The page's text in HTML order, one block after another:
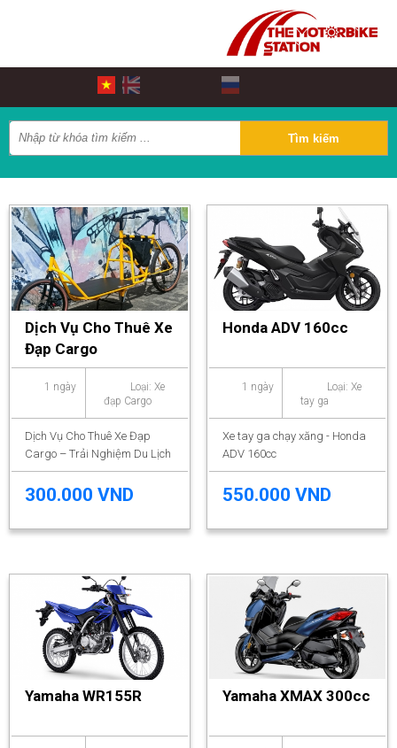
Dịch Vụ Cho Thuê Xe
Đạp Cargo
1 ngày
Loại: Xe
đạp Cargo
Dịch Vụ Cho Thuê Xe Đạp
Cargo – Trải Nghiệm Du Lịch
Chậm Cùng The Motorbike
Station
300.000 VND
Honda ADV 160cc
1 ngày
Loại: Xe
tay ga
Xe tay ga chạy xăng - Honda
ADV 160cc
550.000 VND
Yamaha WR155R Yamaha XMAX 300cc